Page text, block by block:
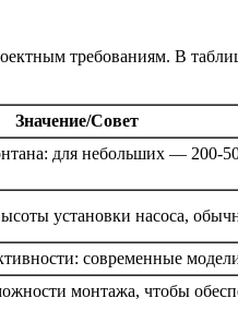
требованиям. В
Значение/Совет
для небольших — 200-
установки насоса,
современные
монтажа, чтобы